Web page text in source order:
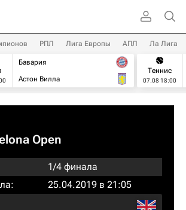
РПЛ Лига Европы АПЛ Ла Лига
Бавария
Астон Вилла
Теннис
07.08 18:00
Open
1/4 финала
25.04.2019 в 21:05